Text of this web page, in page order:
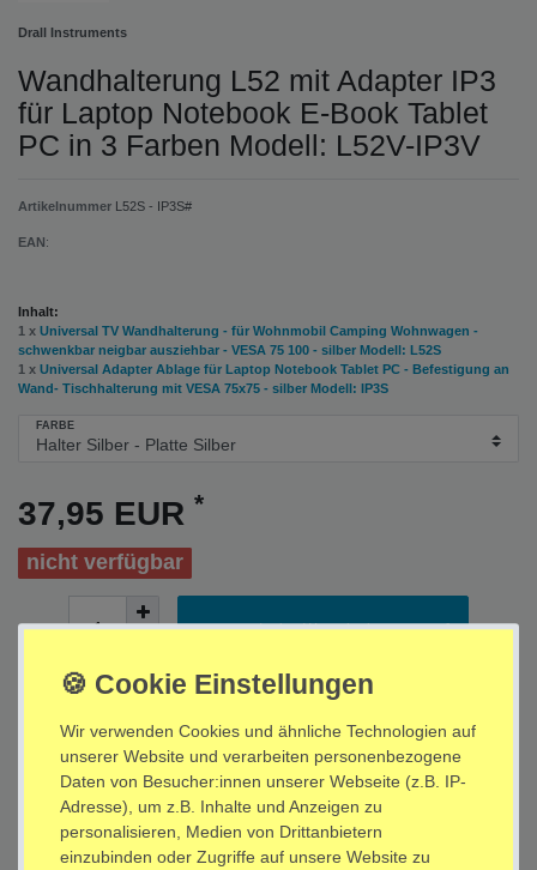
Drall Instruments
Wandhalterung L52 mit Adapter IP3
für Laptop Notebook E-Book Tablet
PC in 3 Farben Modell: L52V-IP3V
Artikelnummer L52S - IP3S#
EAN:
Inhalt:
1 x Universal TV Wandhalterung - für Wohnmobil Camping Wohnwagen -
schwenkbar neigbar ausziehbar - VESA 75 100 - silber Modell: L52S
1 x Universal Adapter Ablage für Laptop Notebook Tablet PC - Befestigung an
Wand- Tischhalterung mit VESA 75x75 - silber Modell: IP3S
FARBE
37,95 EUR *
nicht verfügbar
In den Warenkorb
* inkl. ges. MwSt. zzgl.Versandkosten
Wir verwenden Cookies und ähnliche Technologien auf
unserer Website und verarbeiten personenbezogene
Daten von Besucher:innen unserer Webseite (z.B. IP-
Adresse), um z.B. Inhalte und Anzeigen zu
personalisieren, Medien von Drittanbietern
einzubinden oder Zugriffe auf unsere Website zu